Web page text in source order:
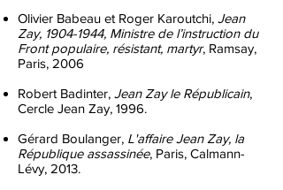
Olivier Babeau et Roger Karoutchi, Jean
Zay, 1904-1944, Ministre de l’instruction du
Front populaire, résistant, martyr, Ramsay,
Paris, 2006
Robert Badinter, Jean Zay le Républicain,
Cercle Jean Zay, 1996.
Gérard Boulanger, L'affaire Jean Zay, la
République assassinée, Paris, Calmann-
Lévy, 2013.